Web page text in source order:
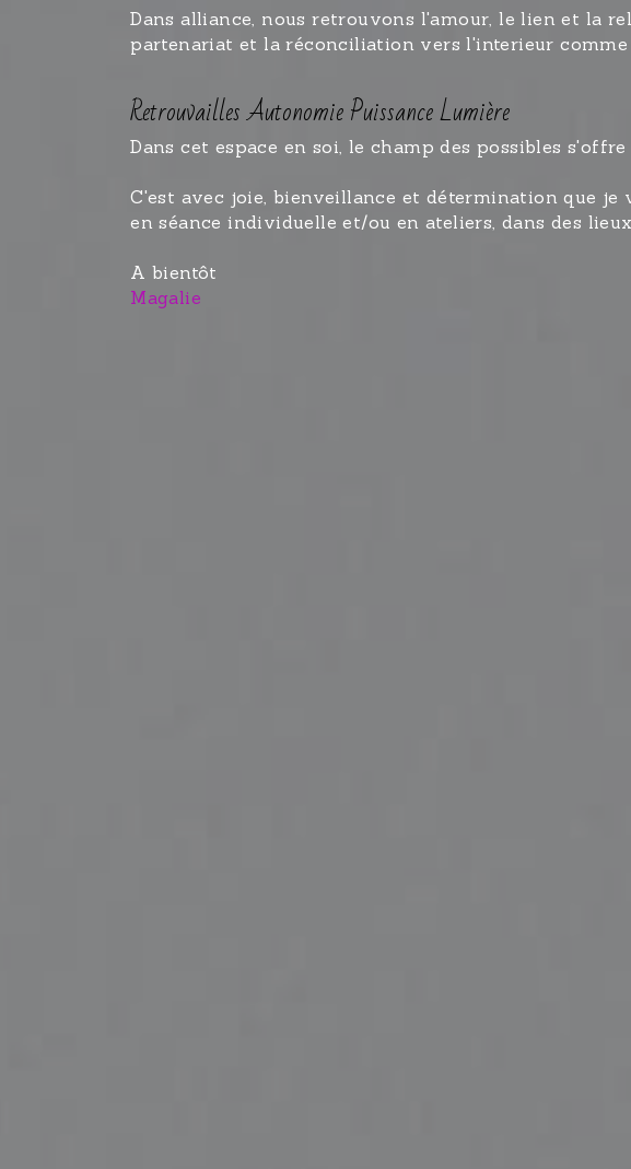
Dans alliance, nous retrouvons l'amour, le lien et la
partenariat et la réconciliation vers l'interieur
Retrouvailles Autonomie Puissance Lumière
Dans cet espace en soi, le champ des possibles
C'est avec joie, bienveillance et détermination que je
en séance individuelle et/ou en ateliers, dans des
A bientôt
Magalie